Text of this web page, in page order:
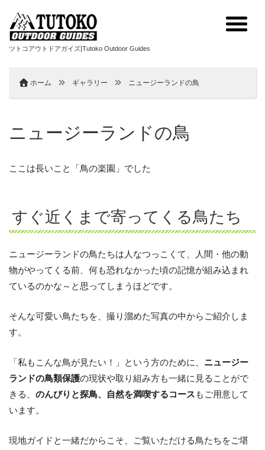
ツトコアウトドアガイズ|Tutoko Outdoor Guides
ホーム ギャラリー ニュージーランドの鳥
ニュージーランドの鳥
ここは長いこと「鳥の楽園」でした
すぐ近くまで寄ってくる鳥たち
ニュージーランドの鳥たちは人なつっこくて、人間・他の動
物がやってくる前、何も恐れなかった頃の記憶が組み込まれ
ているのかな～と思ってしまうほどです。
そんな可愛い鳥たちを、撮り溜めた写真の中からご紹介しま
す。
「私もこんな鳥が見たい！」という方のために、 ニュージー
ランドの鳥類保護の現状や取り組み方も一緒に見ることがで
きる、 のんびりと探鳥、自然を満喫するコース もご用意して
います。
現地ガイドと一緒だからこそ、ご覧いただける鳥たちをご堪